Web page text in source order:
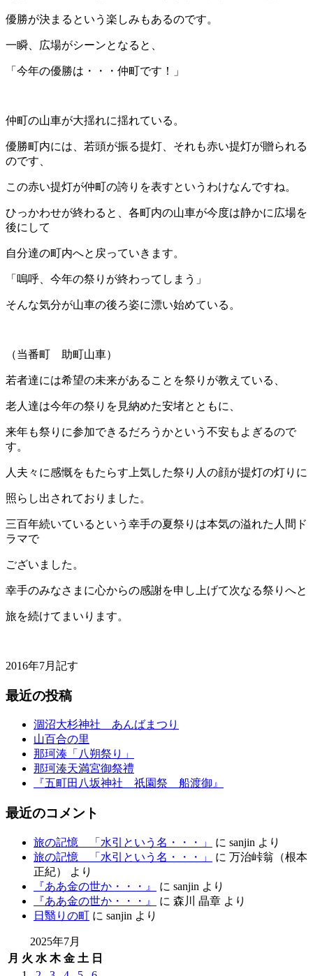
優勝が決まるという楽しみもあるのです。
一瞬、広場がシーンとなると、
「今年の優勝は・・・仲町です！」
仲町の山車が大揺れに揺れている。
優勝町内には、若頭が振る提灯、それも赤い提灯が贈られる
のです、
この赤い提灯が仲町の誇りを表すというわけなんですね。
ひっかわせが終わると、各町内の山車が今度は静かに広場を
後にして
自分達の町内へと戻っていきます。
「嗚呼、今年の祭りが終わってしまう」
そんな気分が山車の後ろ姿に漂い始めている。
（当番町 助町山車）
若者達には希望の未来があることを祭りが教えている、
老人達は今年の祭りを見納めた安堵とともに、
来年も祭りに参加できるだろうかという不安もよぎるので
す。
人夫々に感慨をもたらす上気した祭り人の顔が提灯の灯りに
照らし出されておりました。
三百年続いているという幸手の夏祭りは本気の溢れた人間ド
ラマで
ございました。
幸手のみなさまに心からの感謝を申し上げて次なる祭りへと
旅を続けてまいります。
2016年7月記す
最近の投稿
涸沼大杉神社 あんばまつり
山百合の里
那珂湊「八朔祭り」
那珂湊天満宮御祭禮
『五町田八坂神社 祇園祭 船渡御』
最近のコメント
旅の記憶 「水引という名・・・」 に sanjin より
旅の記憶 「水引という名・・・」
に 万治峠翁（根本
正紀）
より
『ああ金の世か・・・』
に sanjin より
『ああ金の世か・・・』
に 森川 晶章 より
日翳りの町 に sanjin より
2025年7月
月 火 水 木 金 土 日